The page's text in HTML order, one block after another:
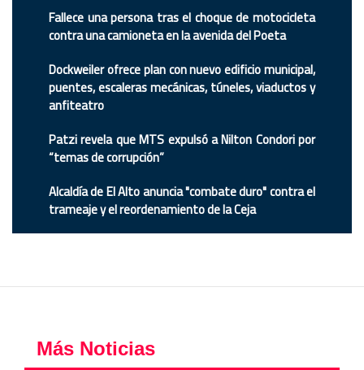
Fallece una persona tras el choque de motocicleta
contra una camioneta en la avenida del Poeta
Dockweiler ofrece plan con nuevo edificio municipal,
puentes, escaleras mecánicas, túneles, viaductos y
anfiteatro
Patzi revela que MTS expulsó a Nilton Condori por
“temas de corrupción”
Alcaldía de El Alto anuncia "combate duro" contra el
trameaje y el reordenamiento de la Ceja
Más Noticias